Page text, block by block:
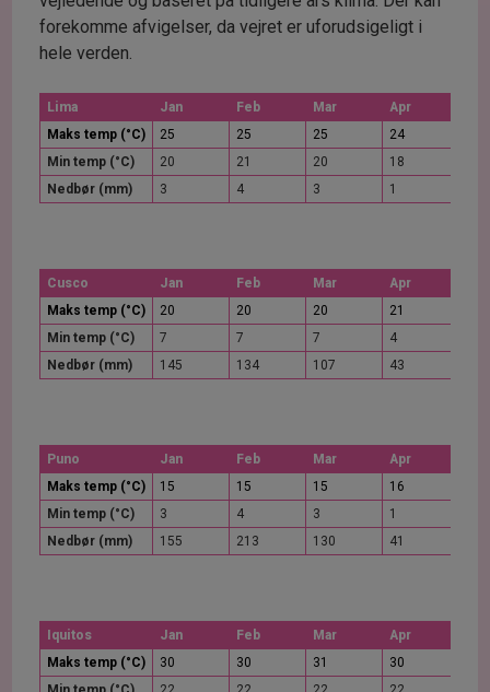
forekomme afvigelser, da vejret er uforudsigeligt i
hele verden.
Lima Jan Feb Mar Apr
Maks temp (°C)
25 25 25 24
Min temp (°C)
20 21 20 18
Nedbør (mm)
3 4 3 1
Cusco Jan Feb Mar Apr
Maks temp (°C)
20 20 20 21
Min temp (°C)
7 7 7 4
Nedbør (mm)
145 134 107 43
Puno Jan Feb Mar Apr
Maks temp (°C)
15 15 15 16
Min temp (°C)
3 4 3 1
Nedbør (mm)
155 213 130 41
Iquitos Jan Feb Mar Apr
Maks temp (°C)
30 30 31 30